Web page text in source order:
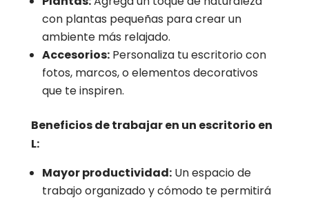
con plantas pequeñas para crear un
ambiente más relajado.
Accesorios:Personaliza tu escritorio con
fotos, marcos, o elementos decorativos
que te inspiren.
Beneficios de trabajar en un escritorio en
L:
Mayor productividad:Un espacio de
trabajo organizado y cómodo te permitirá